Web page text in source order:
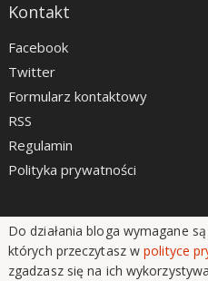
Kontakt
Facebook
Twitter
Formularz kontaktowy
RSS
Regulamin
Polityka prywatności
Do działania bloga wymagane
których przeczytasz wpolityce
zgadzasz się na ich